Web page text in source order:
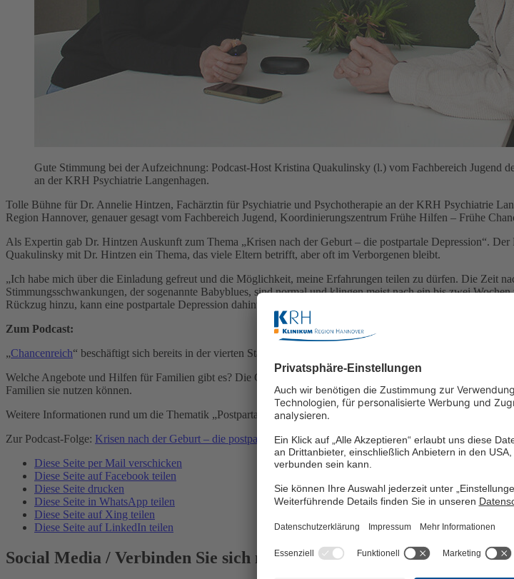
Gute Stimmung bei der Aufzeichnung: Podcast-Host Kristina Quakulinsky (l.) vom Fachbereich Jugend
an der KRH Psychiatrie Langenhagen.
Tolle Bühne für Dr. Annelie Hintzen, Fachärztin für Psychiatrie und Psychotherapie an der KRH Psychiatrie
Region Hannover, genauer gesagt vom Fachbereich Jugend, Koordinierungszentrum Frühe Hilfen – Frühe
Als Expertin gab Dr. Hintzen Auskunft zum Thema „Krisen nach der Geburt – die postpartale Depression“.
Quakulinsky mit Dr. Hintzen ein Thema, das viele Eltern betrifft, aber oft im Verborgenen bleibt.
„Ich habe mich über die Einladung gefreut und die Möglichkeit, meine Erfahrungen teilen zu dürfen. Die Zeit
Stimmungsschwankungen, der sogenannte Babyblues, sind normal und klingen meist nach ein bis zwei
Rückzug hinzu, kann eine postpartale Depression dahinterstecken – und dann ist es besonders wichtig, sich
Zum Podcast:
„Chancenreich“ beschäftigt sich bereits in der vierten Staffel mit Themen rund um Familienzuwachs,
Welche Angebote und Hilfen für Familien gibt es? Die Gespräche sind so gestaltet, dass sie leicht
Familien sie nutzen können.
Weitere Informationen rund um die Thematik „Postpartale Depression“ und weiteren Herausforderungen und
Zur Podcast-Folge: Krisen nach der Geburt – die postpartale Depression - Chancenreich | Podcast on Spotify
Diese Seite per Mail verschicken
Diese Seite auf Facebook teilen
Diese Seite drucken
Diese Seite in WhatsApp teilen
Diese Seite auf Xing teilen
Diese Seite auf LinkedIn teilen
Social Media / Verbinden Sie sich mit Uns